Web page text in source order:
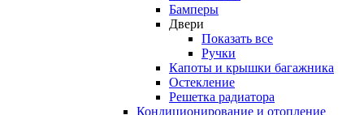
Бамперы
Двери
Показать все
Ручки
Капоты и крышки багажника
Остекление
Решетка радиатора
Кондиционирование и отопление